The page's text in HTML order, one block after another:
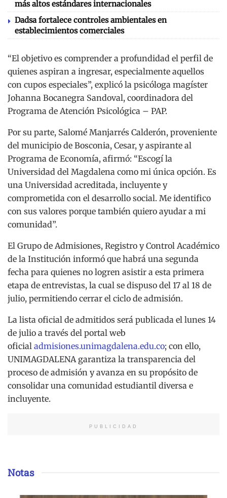
más altos estándares internacionales
Dadsa fortalece controles ambientales en
establecimientos comerciales
“El objetivo es comprender a profundidad el perfil de
quienes aspiran a ingresar, especialmente aquellos
con cupos especiales”, explicó la psicóloga magíster
Johanna Bocanegra Sandoval, coordinadora del
Programa de Atención Psicológica – PAP.
Por su parte, Salomé Manjarrés Calderón, proveniente
del municipio de Bosconia, Cesar, y aspirante al
Programa de Economía, afirmó: “Escogí la
Universidad del Magdalena como mi única opción. Es
una Universidad acreditada, incluyente y
comprometida con el desarrollo social. Me identifico
con sus valores porque también quiero ayudar a mi
comunidad”.
El Grupo de Admisiones, Registro y Control Académico
de la Institución informó que habrá una segunda
fecha para quienes no logren asistir a esta primera
etapa de entrevistas, la cual se dispuso del 17 al 18 de
julio, permitiendo cerrar el ciclo de admisión.
La lista oficial de admitidos será publicada el lunes 14
de julio a través del portal web
oficial admisiones.unimagdalena.edu.co; con ello,
UNIMAGDALENA garantiza la transparencia del
proceso de admisión y avanza en su propósito de
consolidar una comunidad estudiantil diversa e
incluyente.
PUBLICIDAD
Notas